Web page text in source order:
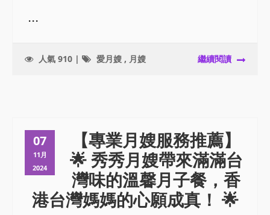
...
人氣 910 | 愛月嫂 , 月嫂 繼續閱讀
07
11月
2024
【專業月嫂服務推薦】
🌟 秀秀月嫂帶來滿滿台
灣味的溫馨月子餐，香
港台灣媽媽的心願成真！ 🌟